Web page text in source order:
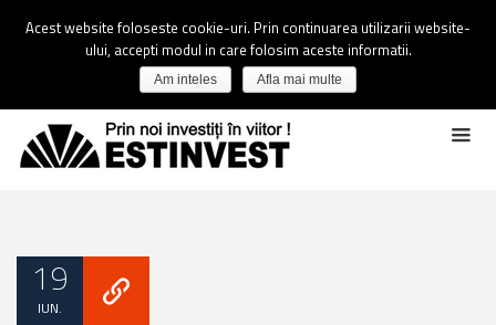
19
IUN.
Acest website foloseste cookie-uri. Prin continuarea utilizarii website-
ului, accepti modul in care folosim aceste informatii.
Am inteles Afla mai multe